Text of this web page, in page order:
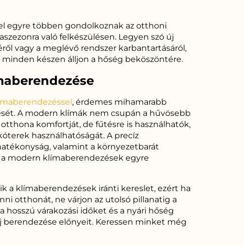
egyre többen gondolkoznak az otthoni
való felkészülésen. Legyen szó új
vagy a meglévő rendszer karbantartásáról,
készen álljon a hőség beköszöntére.
, érdemes mihamarabb
A modern klímák nem csupán a hűvösebb
komfortját, de fűtésre is használhatók,
használhatóságát. A precíz
valamint a környezetbarát
modern klímaberendezések egyre
a klímaberendezések iránti kereslet, ezért ha
otthonát, ne várjon az utolsó pillanatig a
hosszú várakozási időket és a nyári hőség
előnyeit. Keressen minket még